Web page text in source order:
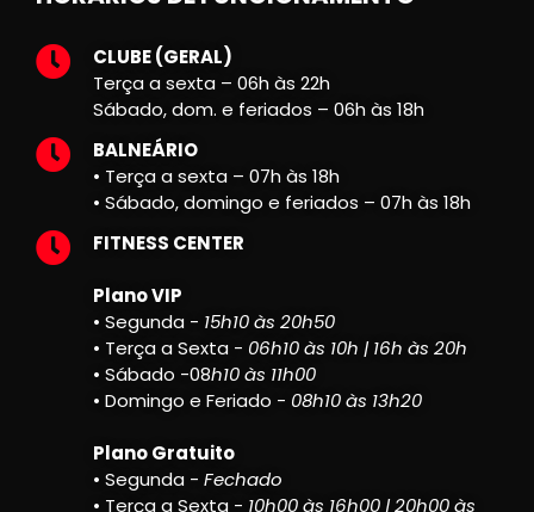
CLUBE (GERAL)
Terça a sexta – 06h às 22h
Sábado, dom. e feriados – 06h às 18h
BALNEÁRIO
• Terça a sexta – 07h às 18h
• Sábado, domingo e feriados – 07h às 18h
FITNESS CENTER
Plano VIP
• Segunda - 15h10 às 20h50
• Terça a Sexta - 06h10 às 10h | 16h às 20h
• Sábado -08h10 às 11h00
• Domingo e Feriado - 08h10 às 13h20
Plano Gratuito
• Segunda - Fechado
• Terça a Sexta - 10h00 às 16h00 | 20h00 às